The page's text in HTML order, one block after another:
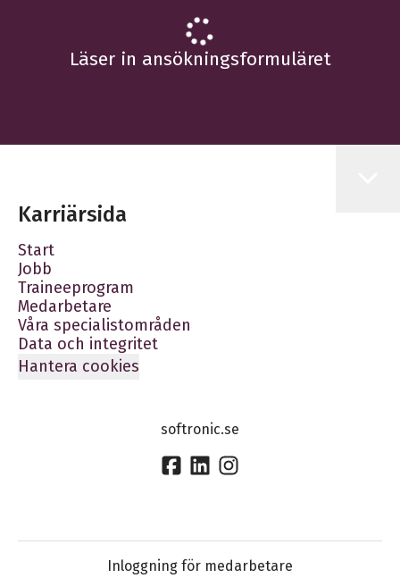
Läser in ansökningsformuläret
Karriärsida
Start
Jobb
Traineeprogram
Medarbetare
Våra specialistområden
Data och integritet
Hantera cookies
softronic.se
Inloggning för medarbetare